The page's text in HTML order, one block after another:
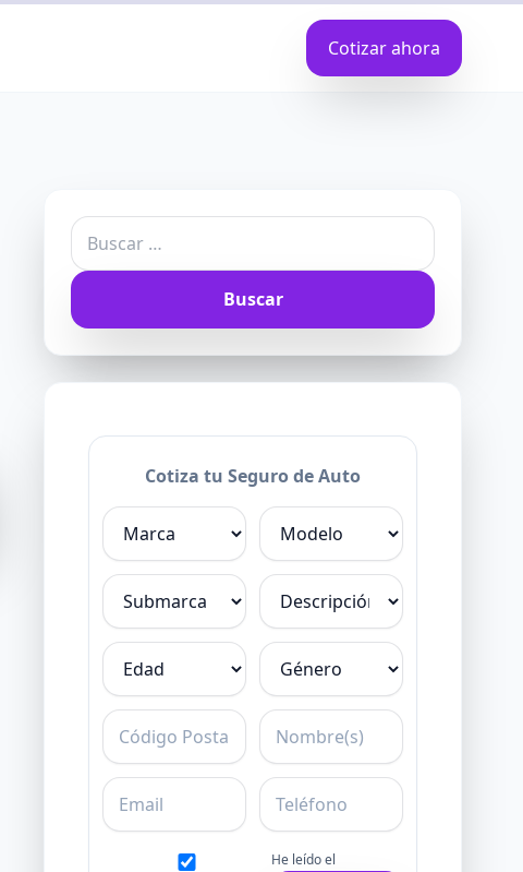
Cotizar ahora
Buscar:
Cotiza tu Seguro de Auto
Marca
Modelo
Submarca Descripción
Edad Género
C.P. Nombre
Email Teléfono
He leído el